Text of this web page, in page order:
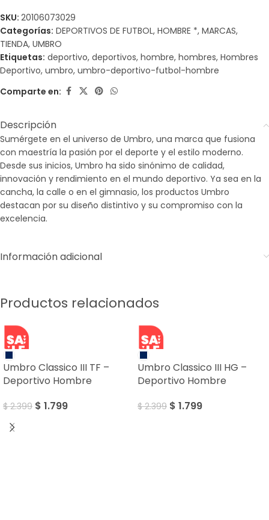
SKU: 20106073029
Categorías: DEPORTIVOS DE FUTBOL, HOMBRE *, MARCAS,
TIENDA, UMBRO
Etiquetas: deportivo, deportivos, hombre, hombres, Hombres
Deportivo, umbro, umbro-deportivo-futbol-hombre
Comparte en:
Descripción
Sumérgete en el universo de Umbro, una marca que fusiona
con maestría la pasión por el deporte y el estilo moderno.
Desde sus inicios, Umbro ha sido sinónimo de calidad,
innovación y rendimiento en el mundo deportivo. Ya sea en la
cancha, la calle o en el gimnasio, los productos Umbro
destacan por su diseño distintivo y su compromiso con la
excelencia.
Información adicional
Productos relacionados
SALE
Umbro Classico III TF –
Deportivo Hombre
$2.399 $ 1.799
SALE
Umbro Classico III HG –
Deportivo Hombre
$2.399 $ 1.799